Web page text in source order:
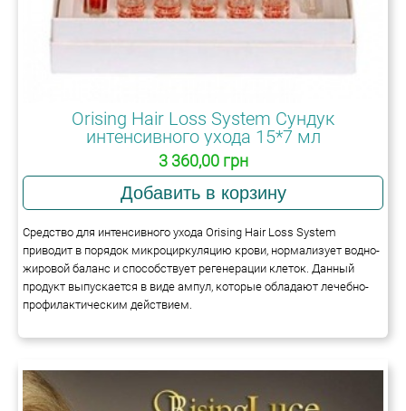
Orising Hair Loss System Сундук
интенсивного ухода 15*7 мл
3 360,00 грн
Средство для интенсивного ухода Orising Hair Loss System
приводит в порядок микроциркуляцию крови, нормализует водно-
жировой баланс и способствует регенерации клеток. Данный
продукт выпускается в виде ампул, которые обладают лечебно-
профилактическим действием.